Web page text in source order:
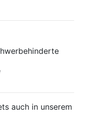
auch in unserem